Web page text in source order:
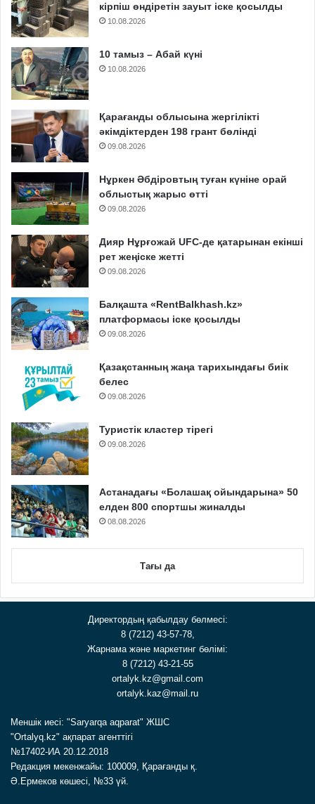
кірпіш өндіретін зауыт іске қосылды
10.08.2026
10 тамыз – Абай күні
10.08.2026
Қарағанды облысына жергілікті
әкімдіктерден 198 грант бөлінді
09.08.2026
Нұркен Әбдіровтың туған күніне орай
облыстық жарыс өтті
09.08.2026
Дияр Нұрғожай UFC-де қатарынан екінші
рет жеңіске жетті
09.08.2026
Балқашта «RentBalkhash.kz»
платформасы іске қосылды
09.08.2026
Қазақстанның жаңа тарихындағы биік
белес
09.08.2026
Туристік кластер тірегі
09.08.2026
Астанадағы «Болашақ ойындарына» 50
елден 800 спортшы жиналды
08.08.2026
Тағы да
Директордың қабылдау бөлмесі:
8 (7212) 43-57-78,
Жарнама және маркетинг бөлімі:
8 (7212) 43-21-55
ortalyk.kz@gmail.com
ortalyk.kaz@mail.ru
Меншік иесі: "Saryarqa aqparat" ЖШС
"Ortalyq.kz" ақпарат агенттігі
№17402-ИА 20.12.2018
Редакция мекенжайы: 100009, Қарағанды қ.
Ә.Ермеков көшесі, №33 үй.